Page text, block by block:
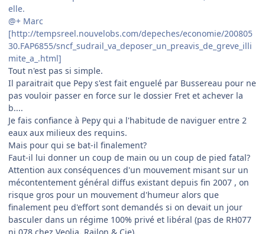
elle.
@+ Marc
[http://tempsreel.nouvelobs.com/depeches/economie/200805
30.FAP6855/sncf_sudrail_va_deposer_un_preavis_de_greve_illi
mite_a_.html]
Tout n'est pas si simple.
Il paraitrait que Pepy s'est fait enguelé par Bussereau pour ne
pas vouloir passer en force sur le dossier Fret et achever la
b....
Je fais confiance à Pepy qui a l'habitude de naviguer entre 2
eaux aux milieux des requins.
Mais pour qui se bat-il finalement?
Faut-il lui donner un coup de main ou un coup de pied fatal?
Attention aux conséquences d'un mouvement misant sur un
mécontentement général diffus existant depuis fin 2007 , on
risque gros pour un mouvement d'humeur alors que
finalement peu d'effort sont demandés si on devait un jour
basculer dans un régime 100% privé et libéral (pas de RH077